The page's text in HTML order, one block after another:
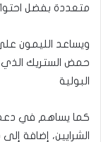
متعددة بفضل
ويساعد الليمون
حمض الستريك الذي
البولية
كما يساهم في
الشرايين، إضافة